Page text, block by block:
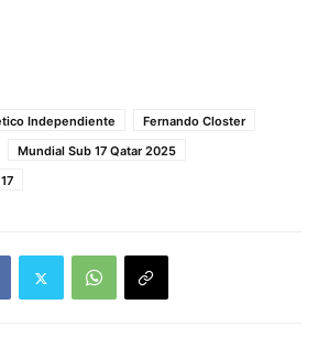
Independiente
Fernando Closter
Mundial Sub 17 Qatar 2025